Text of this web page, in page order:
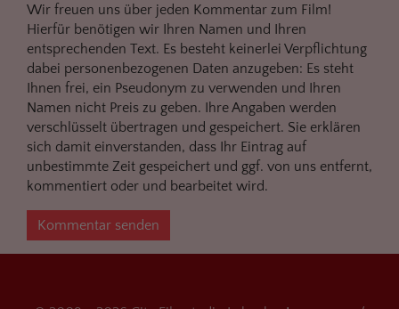
Wir freuen uns über jeden Kommentar zum Film!
Hierfür benötigen wir Ihren Namen und Ihren
entsprechenden Text. Es besteht keinerlei Verpflichtung
dabei personenbezogenen Daten anzugeben: Es steht
Ihnen frei, ein Pseudonym zu verwenden und Ihren
Namen nicht Preis zu geben. Ihre Angaben werden
verschlüsselt übertragen und gespeichert. Sie erklären
sich damit einverstanden, dass Ihr Eintrag auf
unbestimmte Zeit gespeichert und ggf. von uns entfernt,
kommentiert oder und bearbeitet wird.
Kommentar senden